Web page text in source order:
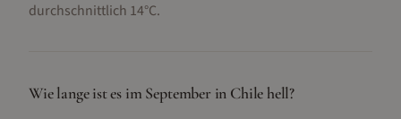
durchschnittlich 14°C.
Wie lange ist es im September in Chile hell?